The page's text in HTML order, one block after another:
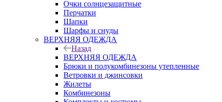
Очки солнцезащитные
Перчатки
Шапки
Шарфы и снуды
ВЕРХНЯЯ ОДЕЖДА
Назад
ВЕРХНЯЯ ОДЕЖДА
Брюки и полукомбинезоны утепленные
Ветровки и джинсовки
Жилеты
Комбинезоны